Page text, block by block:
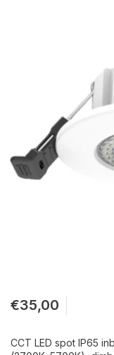
€35,00
CCT LED spot IP65